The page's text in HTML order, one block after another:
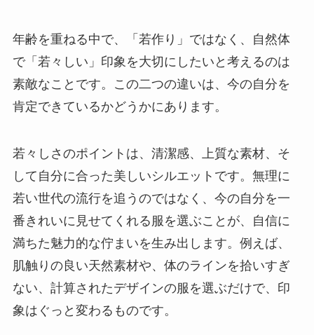
年齢を重ねる中で、「若作り」ではなく、自然体
で「若々しい」印象を大切にしたいと考えるのは
素敵なことです。この二つの違いは、今の自分を
肯定できているかどうかにあります。
若々しさのポイントは、 清潔感、上質な素材、そ
して自分に合った美しいシルエット です。無理に
若い世代の流行を追うのではなく、今の自分を一
番きれいに見せてくれる服を選ぶことが、自信に
満ちた魅力的な佇まいを生み出します。例えば、
肌触りの良い天然素材や、体のラインを拾いすぎ
ない、計算されたデザインの服を選ぶだけで、印
象はぐっと変わるものです。